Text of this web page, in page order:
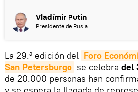
Vladímir Putin
Presidente de Rusia
La 29.ª edición del Foro
San Petersburgo se celebra del
de 20.000 personas han
y se espera la llegada de